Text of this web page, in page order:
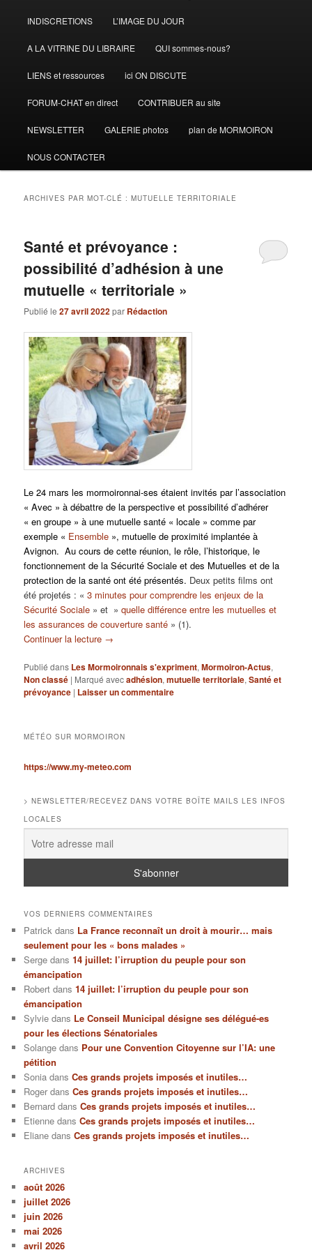
INDISCRETIONS L’IMAGE DU JOUR
A LA VITRINE DU LIBRAIRE QUI sommes-nous?
LIENS et ressources ici ON DISCUTE
FORUM-CHAT en direct CONTRIBUER au site
NEWSLETTER GALERIE photos plan de MORMOIRON
NOUS CONTACTER
ARCHIVES PAR MOT-CLÉ :MUTUELLE TERRITORIALE
Santé et prévoyance :
possibilité d’adhésion à une
mutuelle « territoriale »
Publié le27 avril 2022par Rédaction
Le 24 mars les mormoironnai-ses étaient invités par l’association
« Avec » à débattre de la perspective et possibilité d’adhérer
« en groupe » à une mutuelle santé « locale » comme par
exemple « Ensemble », mutuelle de proximité implantée à
Avignon.Au cours de cette réunion, le rôle, l’historique, le
fonctionnement de la Sécurité Sociale et des Mutuelles et de la
protection de la santé ont été présentés. Deux petits films ont
été projetés : «3 minutes pour comprendre les enjeux de la
Sécurité Sociale » et »quelle différence entre les mutuelles et
les assurances de couverture santé » (1).
Continuer la lecture →
Publié dans Les Mormoironnais s'expriment,Mormoiron-Actus,
Non classé | Marqué avecadhésion,mutuelle territoriale,Santé et
prévoyance | Laisser un commentaire
MÉTÉO SUR MORMOIRON
https://www.my-meteo.com
> NEWSLETTER/RECEVEZ DANS VOTRE BOÎTE MAILS LES INFOS
LOCALES
VOS DERNIERS COMMENTAIRES
Patrick dans La France reconnaît un droit à mourir… mais
seulement pour les « bons malades »
Serge dans14 juillet: l’irruption du peuple pour son
émancipation
Robert dans14 juillet: l’irruption du peuple pour son
émancipation
Sylvie dans Le Conseil Municipal désigne ses délégué-es
pour les élections Sénatoriales
Solange dans Pour une Convention Citoyenne sur l’IA: une
pétition
Sonia dansCes grands projets imposés et inutiles…
Roger dansCes grands projets imposés et inutiles…
Bernard dansCes grands projets imposés et inutiles…
Etienne dansCes grands projets imposés et inutiles…
Eliane dansCes grands projets imposés et inutiles…
ARCHIVES
août 2026
juillet 2026
juin 2026
mai 2026
avril 2026